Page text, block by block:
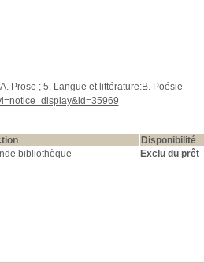
Prose ; 5. Langue et littérature:B. Poésie
Disponibilité
bibliothèque Exclu du prêt